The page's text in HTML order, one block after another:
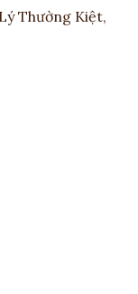
Thường Kiệt,